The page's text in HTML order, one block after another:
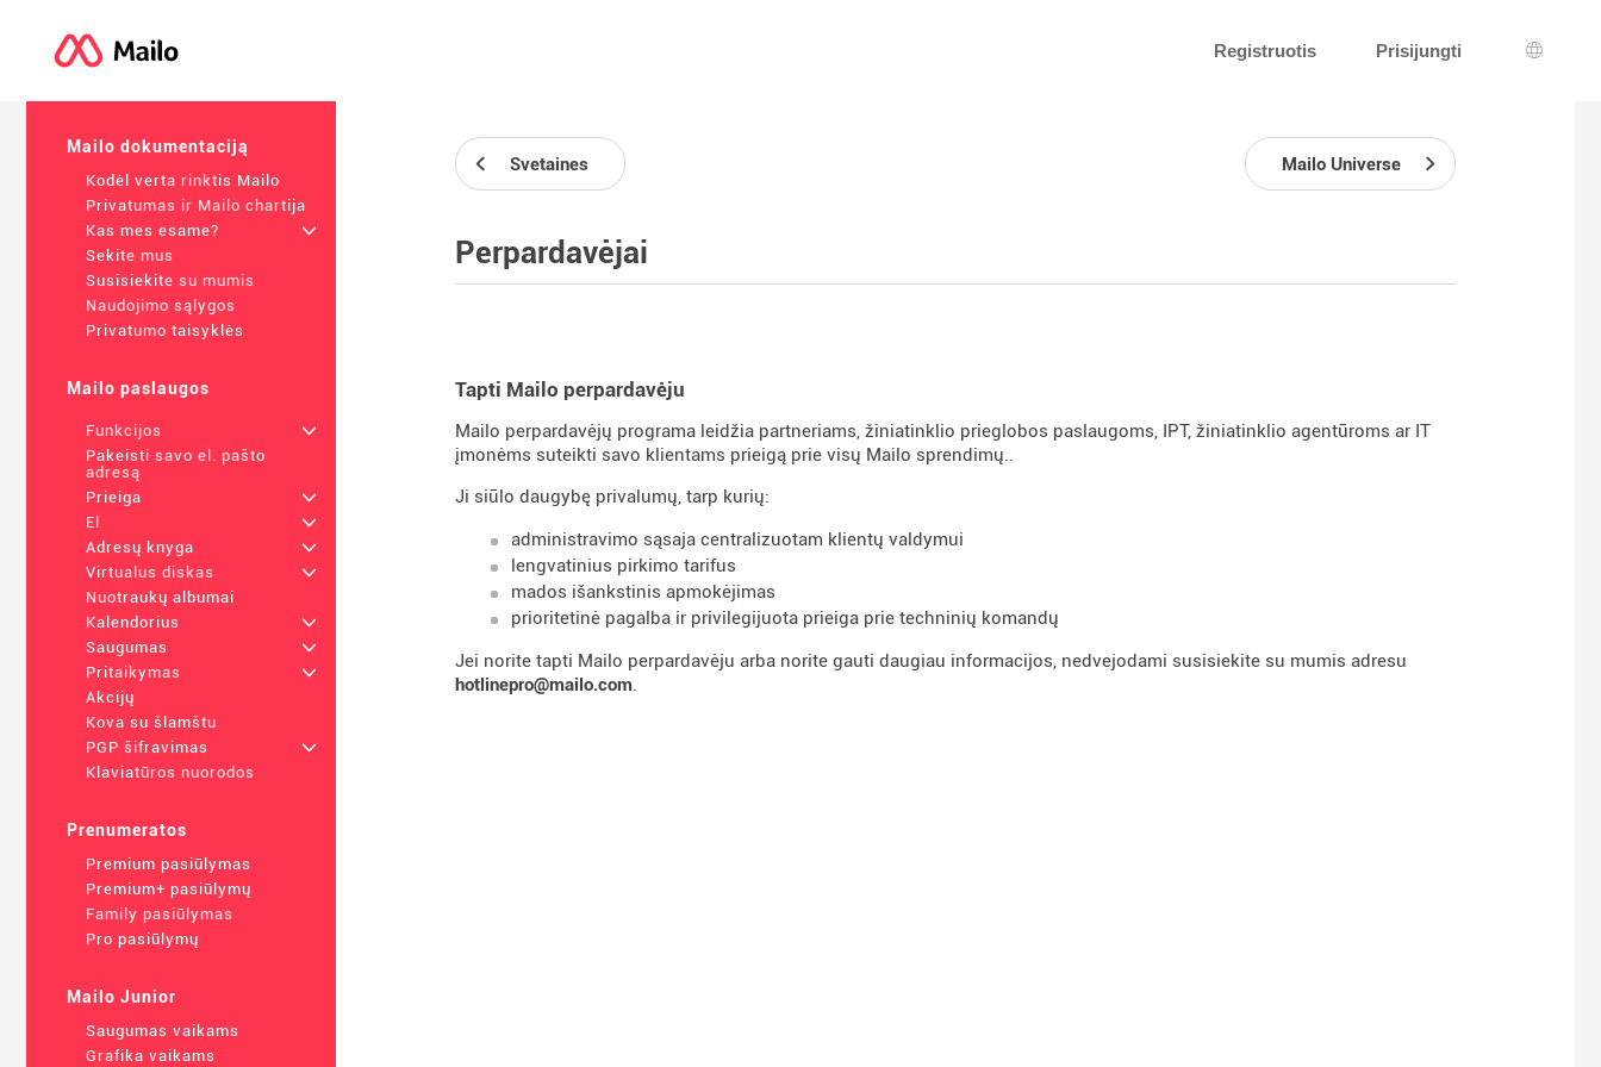
Registruotis Prisijungti
Kalbos
Mailo dokumentaciją
Kodėl verta rinktis Mailo
Privatumas ir Mailo chartija
Kas mes esame?
+
Sekite mus
Susisiekite su mumis
Naudojimo sąlygos
Privatumo taisyklės
Mailo paslaugos
Funkcijos
+
Pakeisti savo el. pašto
adresą
Prieiga
+
El
+
Adresų knyga
+
Virtualus diskas
+
Nuotraukų albumai
Kalendorius
+
Saugumas
+
Pritaikymas
+
Akcijų
Kova su šlamštu
PGP šifravimas
+
Klaviatūros nuorodos
Prenumeratos
Premium pasiūlymas
Premium+ pasiūlymų
Family pasiūlymas
Pro pasiūlymų
Mailo Junior
Saugumas vaikams
Grafika vaikams
Svetaines Mailo Universe
Perpardavėjai
Tapti Mailo perpardavėju
Mailo perpardavėjų programa leidžia partneriams, žiniatinklio prieglobos paslaugoms, IPT, žiniatinklio agentūroms ar IT
įmonėms suteikti savo klientams prieigą prie visų Mailo sprendimų..
Ji siūlo daugybę privalumų, tarp kurių:
administravimo sąsaja centralizuotam klientų valdymui
lengvatinius pirkimo tarifus
mados išankstinis apmokėjimas
prioritetinė pagalba ir privilegijuota prieiga prie techninių komandų
Jei norite tapti Mailo perpardavėju arba norite gauti daugiau informacijos, nedvejodami susisiekite su mumis adresu
hotlinepro@mailo.com.